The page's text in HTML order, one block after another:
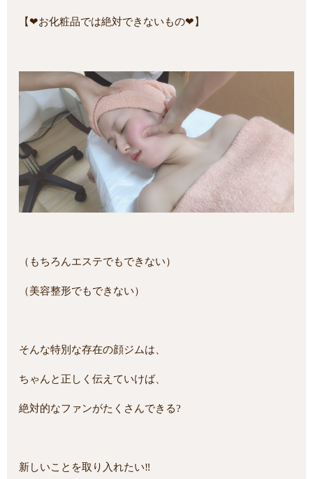
【❤お化粧品では絶対できないもの❤】
（もちろんエステでもできない）
（美容整形でもできない）
そんな特別な存在の顔ジムは、
ちゃんと正しく伝えていけば、
絶対的なファンがたくさんできる?
新しいことを取り入れたい‼